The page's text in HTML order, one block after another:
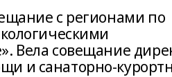
с регионами по
Вела совещание
и санаторно-